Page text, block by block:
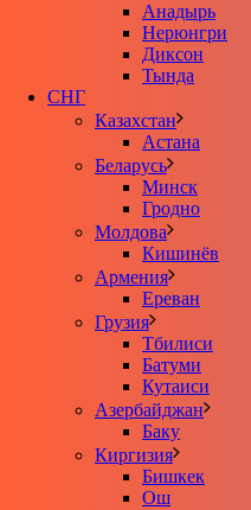
Анадырь
Нерюнгри
Диксон
Тында
СНГ
Казахстан
Астана
Беларусь
Минск
Гродно
Молдова
Кишинёв
Армения
Ереван
Грузия
Тбилиси
Батуми
Кутаиси
Азербайджан
Баку
Киргизия
Бишкек
Ош